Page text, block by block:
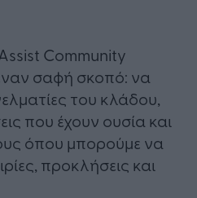
Community
σαφή σκοπό: να
του κλάδου,
που έχουν ουσία και
όπου μπορούμε να
προκλήσεις και